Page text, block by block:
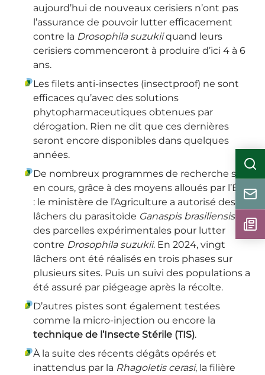
aujourd’hui de nouveaux cerisiers n’ont pas
l’assurance de pouvoir lutter efficacement
contre la Drosophila suzukiiquand leurs
cerisiers commenceront à produire d’ici 4 à 6
ans.
Les filets anti-insectes (insectproof) ne sont
efficaces qu’avec des solutions
phytopharmaceutiques obtenues par
dérogation. Rien ne dit que ces dernières
seront encore disponibles dans quelques
années.
De nombreux programmes de recherche sont
en cours, grâce à des moyens alloués par l’État
: le ministère de l’Agriculture a autorisé des
lâchers du parasitoïde Ganaspis brasiliensissur
des parcelles expérimentales pour lutter
contre Drosophila suzukii. En 2024, vingt
lâchers ont été réalisés en trois phases sur
plusieurs sites. Puis un suivi des populations a
été assuré par piégeage après la récolte.
D’autres pistes sont également testées
comme la micro-injection ou encore la
technique de l’Insecte Stérile (TIS).
À la suite des récents dégâts opérés et
inattendus par la Rhagoletis cerasi, la filière